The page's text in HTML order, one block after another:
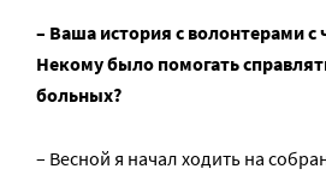
– Ваша история с волонтерами с
Некому было помогать
больных?
– Весной я начал ходить на